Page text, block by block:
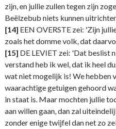
zijn, en jullie zullen tegen zijn
Beëlzebub niets kunnen
[14] EEN OVERSTE zei: 'Zijn
zoals het domme volk, dat
[15] DE LEVIET zei: 'Dat beslist
verstand heb ik wel, dat ik heel
wat niet mogelijk is! We hebben
waarachtige getuigen gehoord
in staat is. Maar mochten jullie
aan willen gaan, dan zal
zonder enige twijfel dan net zo